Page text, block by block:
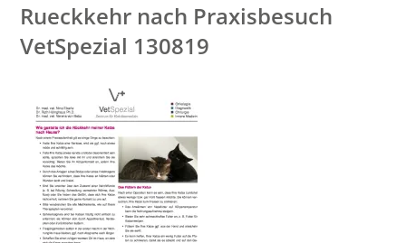
Rueckkehr nach Praxisbesuch
VetSpezial 130819